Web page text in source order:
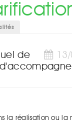
de
la réalisation ou la